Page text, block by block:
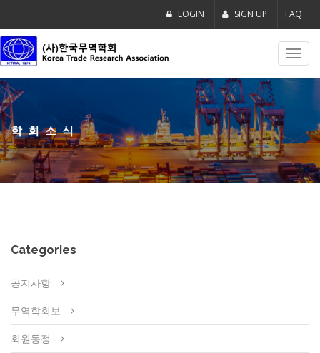
LOGIN SIGN UP FAQ
학회소식
Categories
공지사항
무역학회보
회원동정